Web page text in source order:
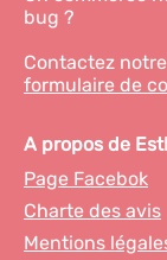
bug ?
Contactez
formulaire de
A propos de
Page Facebok
Charte des avis
Mentions